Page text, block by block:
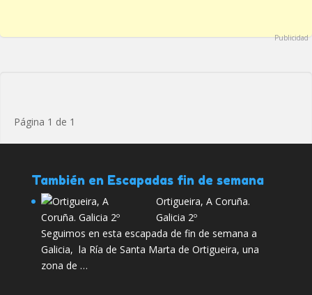
Publicidad
Página 1 de 1
También en Escapadas fin de semana
Ortigueira, A Coruña.
Galicia 2º
Seguimos en esta escapada de fin de semana a
Galicia, la Ría de Santa Marta de Ortigueira, una
zona de …